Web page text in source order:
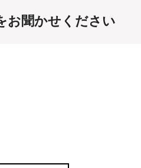
お聞かせください